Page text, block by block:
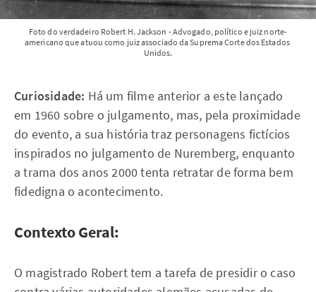
Foto do verdadeiro Robert H. Jackson - Advogado, político e juiz norte-
americano que atuou como juiz associado da Suprema Corte dos Estados
Unidos.
Curiosidade: Há um filme anterior a este lançado
em 1960 sobre o julgamento, mas, pela proximidade
do evento, a sua história traz personagens fictícios
inspirados no julgamento de Nuremberg, enquanto
a trama dos anos 2000 tenta retratar de forma bem
fidedigna o acontecimento.
Contexto Geral:
O magistrado Robert tem a tarefa de presidir o caso